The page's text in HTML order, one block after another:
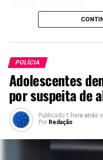
Twitter
POLÍCIA
Adolescentes
por suspeita de
Publicado 1 hora atrás
Por Redação